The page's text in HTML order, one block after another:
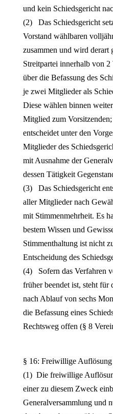
und kein Schiedsgericht
(2) Das Schiedsgericht
Vorstand wählbaren
zusammen und wird derart
Streitpartei innerhalb von
über die Befassung des
je zwei Mitglieder als
Diese wählen binnen
Mitglied zum
entscheidet unter den
Mitglieder des
mit Ausnahme der
dessen Tätigkeit
(3) Das Schiedsgericht
aller Mitglieder nach
mit Stimmenmehrheit. Es
bestem Wissen und
Stimmenthaltung ist nicht
Entscheidung des
(4) Sofern das Verfahren
früher beendet ist, steht für
nach Ablauf von sechs
die Befassung eines
Rechtsweg offen (§ 8
§ 16: Freiwillige Auflösung
(1) Die freiwillige
einer zu diesem Zweck
Generalversammlung und